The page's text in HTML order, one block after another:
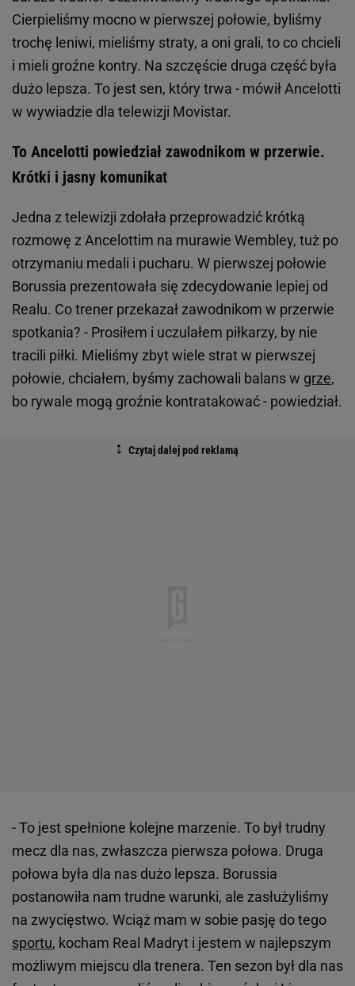
Cierpieliśmy mocno w pierwszej połowie, byliśmy
trochę leniwi, mieliśmy straty, a oni grali, to co chcieli
i mieli groźne kontry. Na szczęście druga część była
dużo lepsza. To jest sen, który trwa - mówił Ancelotti
w wywiadzie dla telewizji Movistar.
To Ancelotti powiedział zawodnikom w przerwie.
Krótki i jasny komunikat
Jedna z telewizji zdołała przeprowadzić krótką
rozmowę z Ancelottim na murawie Wembley, tuż po
otrzymaniu medali i pucharu. W pierwszej połowie
Borussia prezentowała się zdecydowanie lepiej od
Realu. Co trener przekazał zawodnikom w przerwie
spotkania? - Prosiłem i uczulałem piłkarzy, by nie
tracili piłki. Mieliśmy zbyt wiele strat w pierwszej
połowie, chciałem, byśmy zachowali balans w grze,
bo rywale mogą groźnie kontratakować - powiedział.
- To jest spełnione kolejne marzenie. To był trudny
mecz dla nas, zwłaszcza pierwsza połowa. Druga
połowa była dla nas dużo lepsza. Borussia
postanowiła nam trudne warunki, ale zasłużyliśmy
na zwycięstwo. Wciąż mam w sobie pasję do tego
sportu, kocham Real Madryt i jestem w najlepszym
możliwym miejscu dla trenera. Ten sezon był dla nas